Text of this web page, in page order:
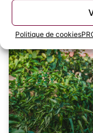
Politique de cookies